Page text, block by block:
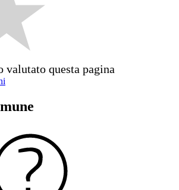
valutato questa pagina